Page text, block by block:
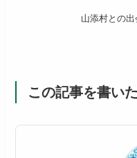
山添村との
この記事を書い